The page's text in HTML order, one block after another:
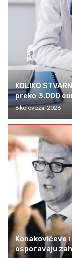
KOLIKO
preko 3.000
8 kolovoza, 2026
Konakovićeve
osporavaju